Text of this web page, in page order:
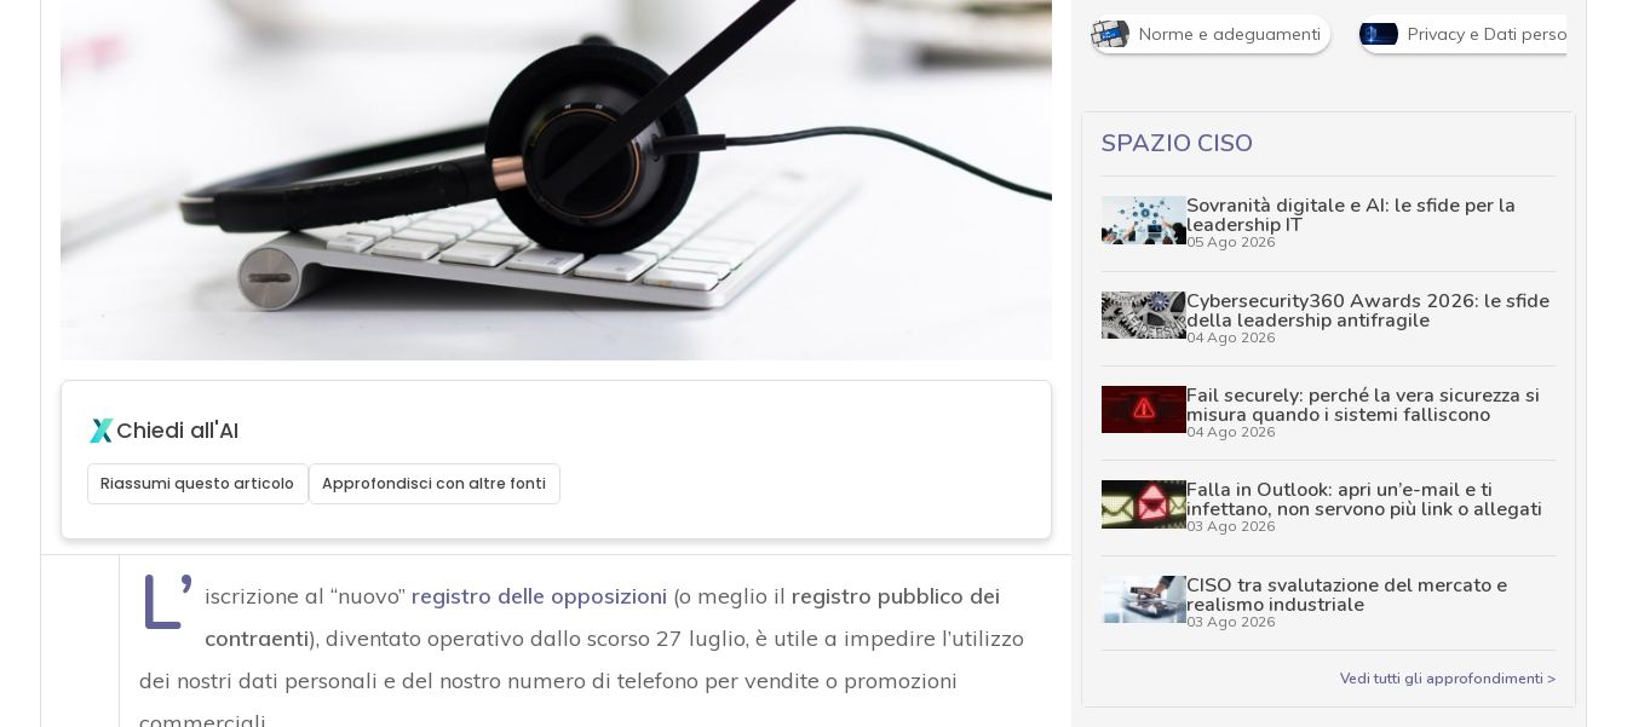
Chiedi all'AI
Riassumi questo articolo Approfondisci con altre fonti
L’ iscrizione al “nuovo” registro delle opposizioni (o meglio il registro pubblico dei
contraenti), diventato operativo dallo scorso 27 luglio, è utile a impedire l’utilizzo
dei nostri dati personali e del nostro numero di telefono per vendite o promozioni
Norme e adeguamenti Privacy e Dati personali
SPAZIO CISO
Sovranità digitale e AI: le sfide per la
leadership IT
05 Ago 2026
Cybersecurity360 Awards 2026: le sfide
della leadership antifragile
04 Ago 2026
Fail securely: perché la vera sicurezza si
misura quando i sistemi falliscono
04 Ago 2026
Falla in Outlook: apri un’e-mail e ti
infettano, non servono più link o allegati
03 Ago 2026
CISO tra svalutazione del mercato e
realismo industriale
03 Ago 2026
Vedi tutti gli approfondimenti >